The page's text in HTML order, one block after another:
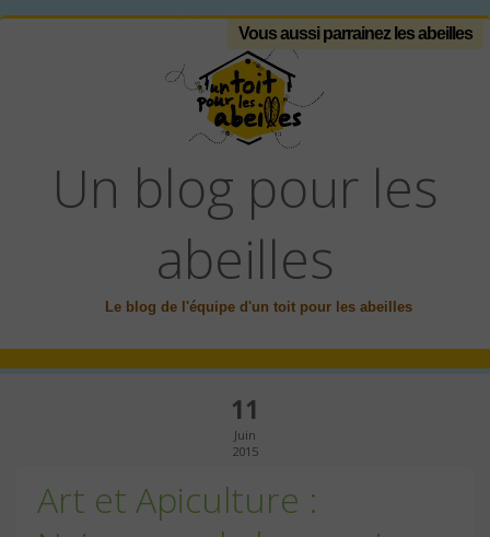
Vous aussi parrainez les abeilles
Un blog pour les
abeilles
Le blog de l'équipe d'un toit pour les abeilles
11
Juin
2015
Art et Apiculture :